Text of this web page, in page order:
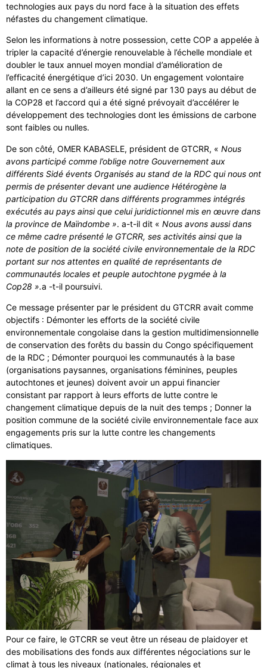
technologies aux pays du nord face à la situation des effets
néfastes du changement climatique.
Selon les informations à notre possession, cette COP a appelée à
tripler la capacité d’énergie renouvelable à l’échelle mondiale et
doubler le taux annuel moyen mondial d’amélioration de
l’efficacité énergétique d’ici 2030. Un engagement volontaire
allant en ce sens a d’ailleurs été signé par 130 pays au début de
la COP28 et l’accord qui a été signé prévoyait d’accélérer le
développement des technologies dont les émissions de carbone
sont faibles ou nulles.
De son côté, OMER KABASELE, président de GTCRR, « Nous
avons participé comme l’oblige notre Gouvernement aux
différents Sidé évents Organisés au stand de la RDC qui nous ont
permis de présenter devant une audience Hétérogène la
participation du GTCRR dans différents programmes intégrés
exécutés au pays ainsi que celui juridictionnel mis en œuvre dans
la province de Maïndombe ». a-t-il dit « Nous avons aussi dans
ce même cadre présenté le GTCRR, ses activités ainsi que la
note de position de la société civile environnementale de la RDC
portant sur nos attentes en qualité de représentants de
communautés locales et peuple autochtone pygmée à la
Cop28 ».a -t-il poursuivi.
Ce message présenter par le président du GTCRR avait comme
objectifs : Démonter les efforts de la société civile
environnementale congolaise dans la gestion multidimensionnelle
de conservation des forêts du bassin du Congo spécifiquement
de la RDC ; Démonter pourquoi les communautés à la base
(organisations paysannes, organisations féminines, peuples
autochtones et jeunes) doivent avoir un appui financier
consistant par rapport à leurs efforts de lutte contre le
changement climatique depuis de la nuit des temps ; Donner la
position commune de la société civile environnementale face aux
engagements pris sur la lutte contre les changements
climatiques.
Pour ce faire, le GTCRR se veut être un réseau de plaidoyer et
des mobilisations des fonds aux différentes négociations sur le
climat à tous les niveaux (nationales, régionales et